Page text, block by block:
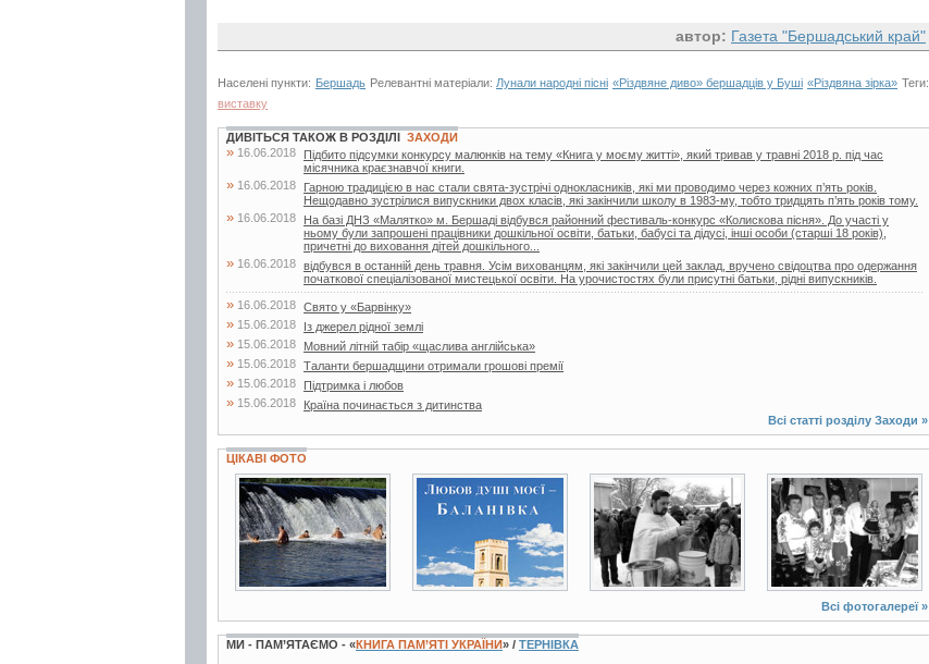
автор: Газета "Бершадський край"
Населені пункти: Бершадь Релевантні матеріали: Лунали народні пісні «Різдвяне диво» бершадців у Буші «Різдвяна зірка» Теги:
виставку
ДИВІТЬСЯ ТАКОЖ В РОЗДІЛІ ЗАХОДИ
» 16.06.2018
Підбито підсумки конкурсу малюнків на тему «Книга у моєму житті», який тривав у травні 2018 р. під час
місячника краєзнавчої книги.
» 16.06.2018
Гарною традицією в нас стали свята-зустрічі однокласників, які ми проводимо через кожних п’ять років.
Нещодавно зустрілися випускники двох класів, які закінчили школу в 1983-му, тобто тридцять п’ять років тому.
» 16.06.2018
На базі ДНЗ «Малятко» м. Бершаді відбувся районний фестиваль-конкурс «Колискова пісня». До участі у
ньому були запрошені працівники дошкільної освіти, батьки, бабусі та дідусі, інші особи (старші 18 років),
причетні до виховання дітей дошкільного...
» 16.06.2018 відбувся в останній день травня. Усім вихованцям, які закінчили цей заклад, вручено свідоцтва про одержання
початкової спеціалізованої мистецької освіти. На урочистостях були присутні батьки, рідні випускників.
» 16.06.2018 Свято у «Барвінку»
» 15.06.2018 Із джерел рідної землі
» 15.06.2018 Мовний літній табір «щаслива англійська»
» 15.06.2018 Таланти бершадщини отримали грошові премії
» 15.06.2018 Підтримка і любов
» 15.06.2018
Країна починається з дитинства
Всі статті розділу Заходи »
ЦІКАВІ ФОТО
14 фото 4 фото 3 фото 3 фото
Всі фотогалереї »
МИ - ПАМ’ЯТАЄМО - «КНИГА ПАМ’ЯТІ УКРАЇНИ» / ТЕРНІВКА